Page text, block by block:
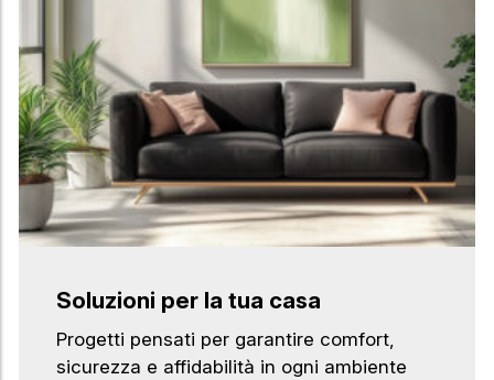
Soluzioni per la tua casa
Progetti pensati per garantire comfort,
sicurezza e affidabilità in ogni ambiente